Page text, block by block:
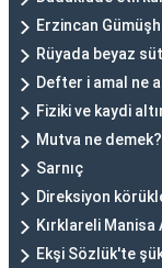
Erzincan
Rüyada beyaz
Defter i amal ne
Fiziki ve kaydi
Mutva ne demek?
Sarnıç
Direksiyon
Kırklareli Manisa
Ekşi Sözlük'te